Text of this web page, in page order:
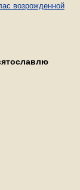
возрожденной